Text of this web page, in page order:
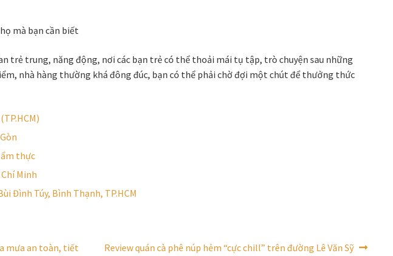
trẻ trung, năng động, nơi các bạn trẻ có thể thoải mái tụ tập, trò chuyện sau những
nhà hàng thường khá đông đúc, bạn có thể phải chờ đợi một chút để thưởng thức
thực
Minh
Đình Túy, Bình Thạnh, TP.HCM
mưa an toàn, tiết
Bài
Review quán cà phê núp hẻm “cực chill” trên đường Lê Văn Sỹ